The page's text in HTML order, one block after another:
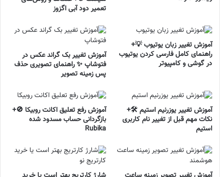
تعمیر دود آبی اگزوز
آموزش تغییر زبان یوتیوب 💡+
راهنمای کامل فارسی کردن یوتیوب
در گوشی و کامپیوتر
آموزش تغییر بک گراند عکس در
فتوشاپ ✨ راهنمای تصویری حذف
پس زمینه تصویر
آموزش تغییر یوزرنیم استیم 🛠️+
نکات مهم قبل از تغییر نام کاربری
استیم
آموزش رفع تعلیق اکانت روبیکا 🚫+
بازگردانی حساب مسدود شده
Rubika